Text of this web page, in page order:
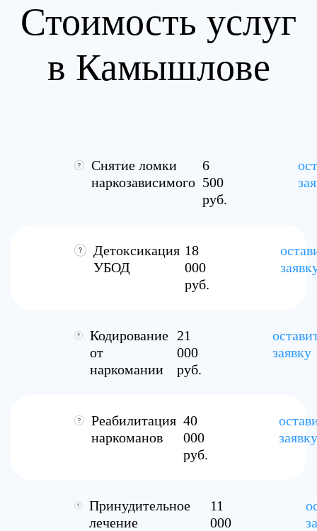
Стоимость услуг
в Камышлове
Снятие ломки
наркозависимого
6
500
руб.
Детоксикация
УБОД
18
000
руб.
Кодирование
от
наркомании
21
000
руб.
заявку
Реабилитация
наркоманов
40
000
руб.
заявку
Принудительное
лечение
11
000